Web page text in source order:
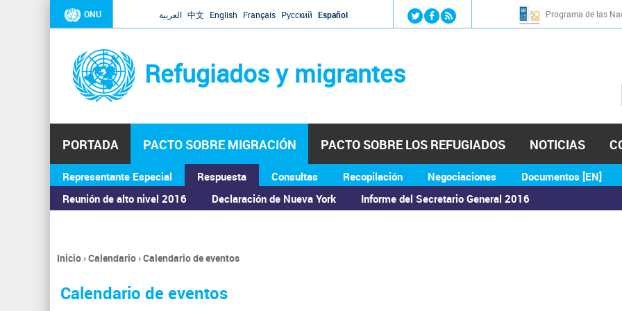
Jump to navigation
ONU العربية 中文 English Français Русский Español Programa de las
Refugiados y migrantes
PORTADA PACTO SOBRE MIGRACIÓN
Representante Especial
Respuesta
Reunión de alto nivel 2016
Declaración de Nueva York Informe del Secretario General 2016
Consultas Recopilación Negociaciones Documentos [EN]
PACTO SOBRE LOS REFUGIADOS NOTICIAS
ASAMBLEA GENERAL
Se
encuentra
usted
Inicio›Calendario›Calendario de eventos
Calendario de eventos